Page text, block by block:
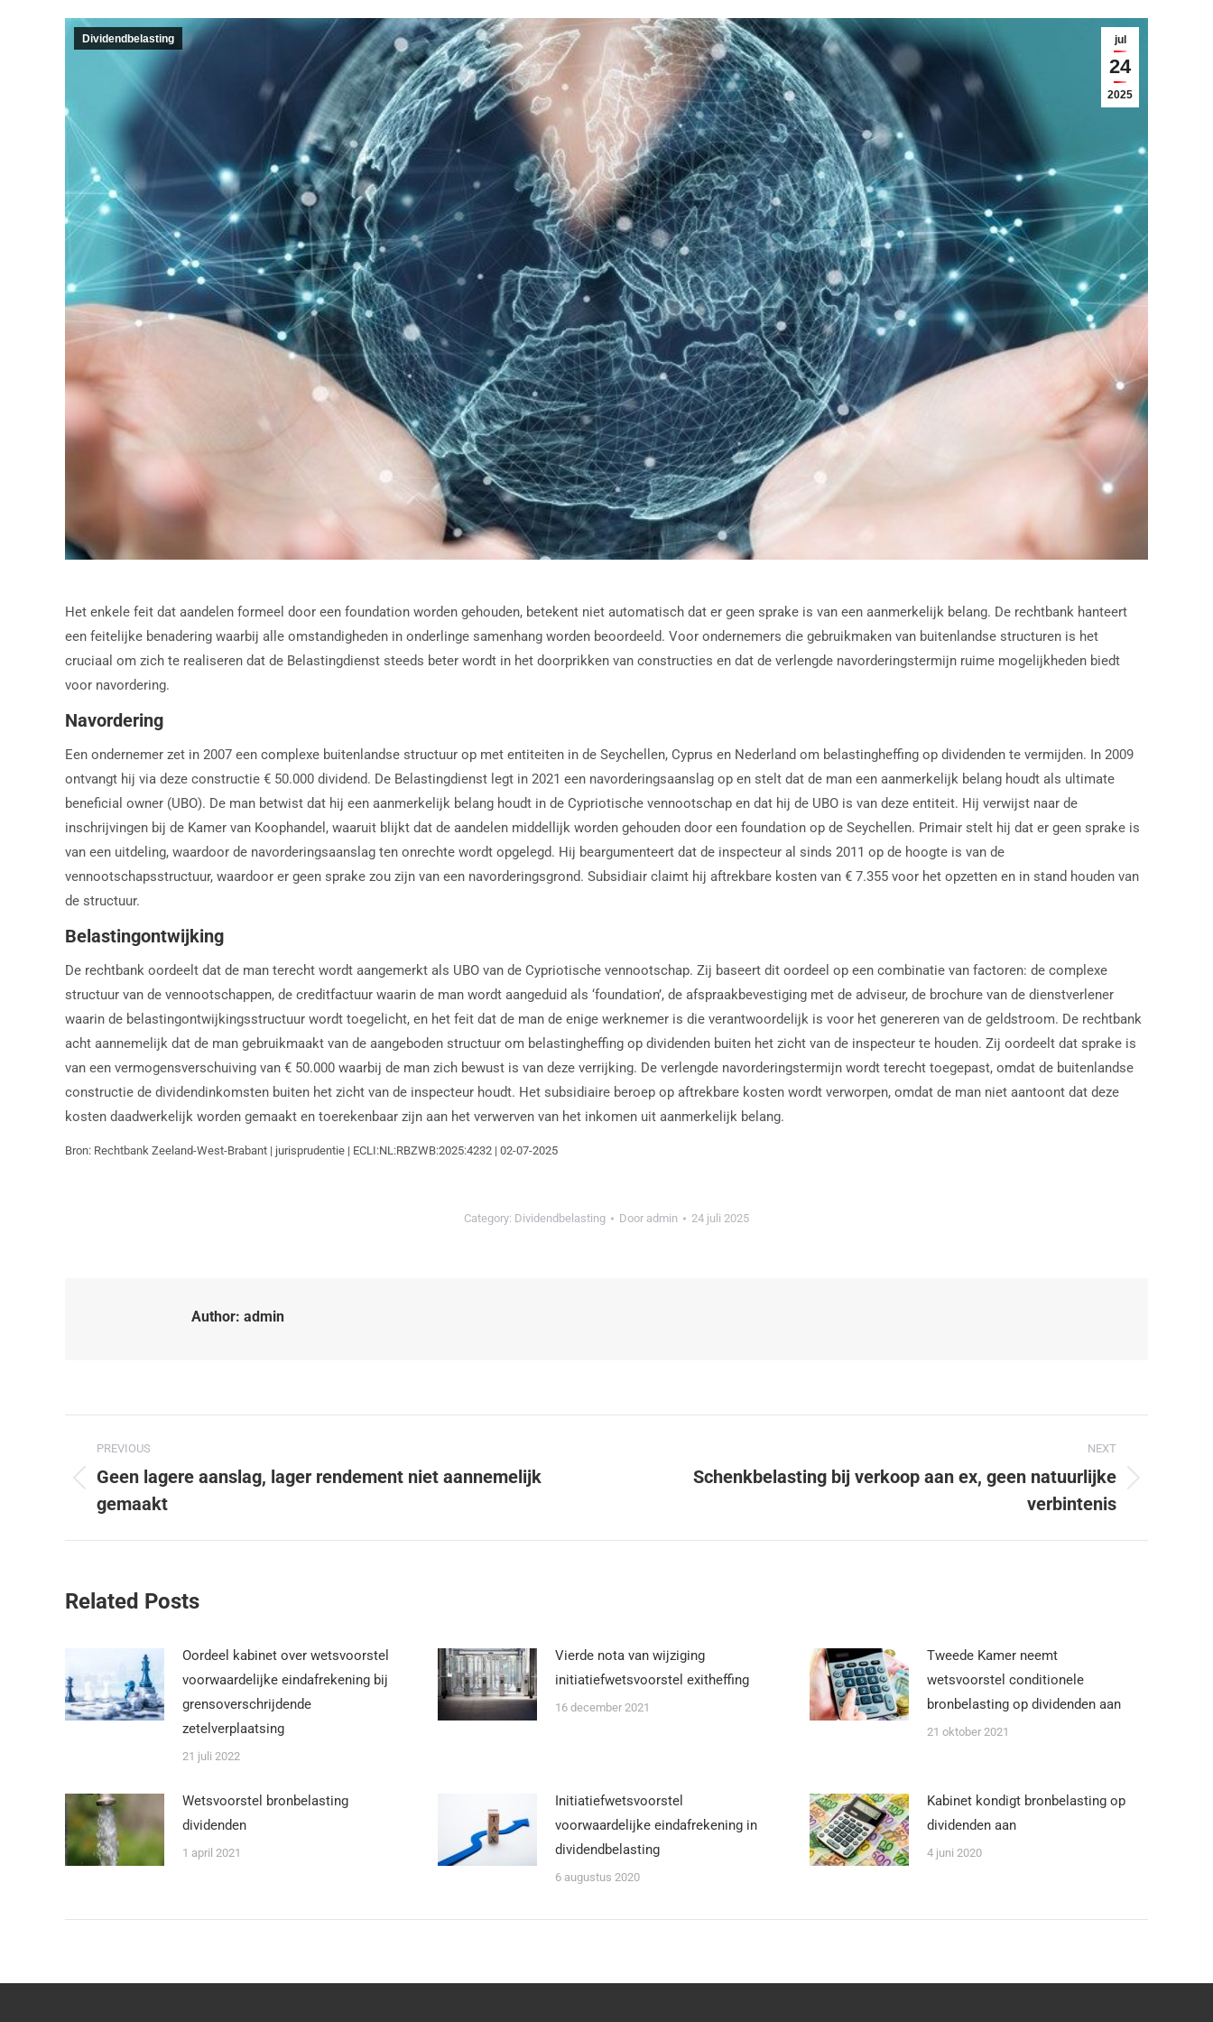
jul
24
2025
Dividendbelasting
Het enkele feit dat aandelen formeel door een foundation worden gehouden, betekent niet automatisch dat er geen sprake is van een aanmerkelijk belang. De rechtbank hanteert
een feitelijke benadering waarbij alle omstandigheden in onderlinge samenhang worden beoordeeld. Voor ondernemers die gebruikmaken van buitenlandse structuren is het
cruciaal om zich te realiseren dat de Belastingdienst steeds beter wordt in het doorprikken van constructies en dat de verlengde navorderingstermijn ruime mogelijkheden biedt
voor navordering.
Navordering
Een ondernemer zet in 2007 een complexe buitenlandse structuur op met entiteiten in de Seychellen, Cyprus en Nederland om belastingheffing op dividenden te vermijden. In 2009
ontvangt hij via deze constructie € 50.000 dividend. De Belastingdienst legt in 2021 een navorderingsaanslag op en stelt dat de man een aanmerkelijk belang houdt als ultimate
beneficial owner (UBO). De man betwist dat hij een aanmerkelijk belang houdt in de Cypriotische vennootschap en dat hij de UBO is van deze entiteit. Hij verwijst naar de
inschrijvingen bij de Kamer van Koophandel, waaruit blijkt dat de aandelen middellijk worden gehouden door een foundation op de Seychellen. Primair stelt hij dat er geen sprake is
van een uitdeling, waardoor de navorderingsaanslag ten onrechte wordt opgelegd. Hij beargumenteert dat de inspecteur al sinds 2011 op de hoogte is van de
vennootschapsstructuur, waardoor er geen sprake zou zijn van een navorderingsgrond. Subsidiair claimt hij aftrekbare kosten van € 7.355 voor het opzetten en in stand houden van
de structuur.
Belastingontwijking
De rechtbank oordeelt dat de man terecht wordt aangemerkt als UBO van de Cypriotische vennootschap. Zij baseert dit oordeel op een combinatie van factoren: de complexe
structuur van de vennootschappen, de creditfactuur waarin de man wordt aangeduid als ‘foundation’, de afspraakbevestiging met de adviseur, de brochure van de dienstverlener
waarin de belastingontwijkingsstructuur wordt toegelicht, en het feit dat de man de enige werknemer is die verantwoordelijk is voor het genereren van de geldstroom. De rechtbank
acht aannemelijk dat de man gebruikmaakt van de aangeboden structuur om belastingheffing op dividenden buiten het zicht van de inspecteur te houden. Zij oordeelt dat sprake is
van een vermogensverschuiving van € 50.000 waarbij de man zich bewust is van deze verrijking. De verlengde navorderingstermijn wordt terecht toegepast, omdat de buitenlandse
constructie de dividendinkomsten buiten het zicht van de inspecteur houdt. Het subsidiaire beroep op aftrekbare kosten wordt verworpen, omdat de man niet aantoont dat deze
kosten daadwerkelijk worden gemaakt en toerekenbaar zijn aan het verwerven van het inkomen uit aanmerkelijk belang.
Bron: Rechtbank Zeeland-West-Brabant | jurisprudentie | ECLI:NL:RBZWB:2025:4232 | 02-07-2025
Category: Dividendbelasting Door admin 24 juli 2025
Author: admin
PREVIOUS
Geen lagere aanslag, lager rendement niet aannemelijk
gemaakt
NEXT
Schenkbelasting bij verkoop aan ex, geen natuurlijke
verbintenis
Related Posts
Oordeel kabinet over wetsvoorstel
voorwaardelijke eindafrekening bij
grensoverschrijdende
zetelverplaatsing
21 juli 2022
Vierde nota van wijziging
initiatiefwetsvoorstel exitheffing
16 december 2021
Tweede Kamer neemt
wetsvoorstel conditionele
bronbelasting op dividenden aan
21 oktober 2021
Wetsvoorstel bronbelasting
dividenden
1 april 2021
Initiatiefwetsvoorstel
voorwaardelijke eindafrekening in
dividendbelasting
6 augustus 2020
Kabinet kondigt bronbelasting op
dividenden aan
4 juni 2020